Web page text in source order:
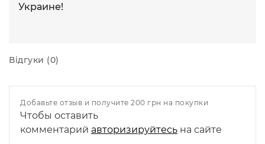
Украине!
Відгуки (0)
Добавьте отзыв и получите 200 грн на покупки
Чтобы оставить
комментарий авторизируйтесь на сайте